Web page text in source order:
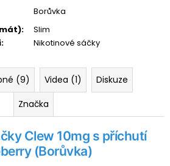
Borůvka
:
Slim
: Nikotinové sáčky
(9) Videa (1)
Diskuze
Značka
Clew 10mg s příchutí
(Borůvka)